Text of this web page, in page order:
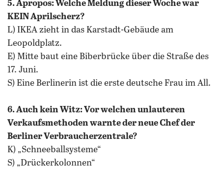
5. Apropos: Welche Meldung dieser Woche war
KEIN Aprilscherz?
L) IKEA zieht in das Karstadt-Gebäude am
Leopoldplatz.
E) Mitte baut eine Biberbrücke über die Straße des
17. Juni.
S) Eine Berlinerin ist die erste deutsche Frau im All.
6. Auch kein Witz: Vor welchen unlauteren
Verkaufsmethoden warnte der neue Chef der
Berliner Verbraucherzentrale?
K) „Schneeballsysteme“
S) „Drückerkolonnen“